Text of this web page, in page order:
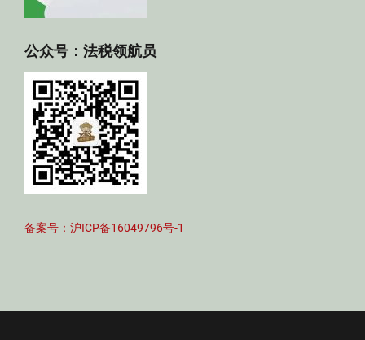
公众号：法税领航员
备案号：沪ICP备16049796号-1